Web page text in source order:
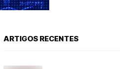
ARTIGOS RECENTES